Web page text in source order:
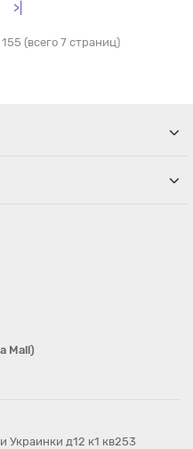
>|
(всего 7 страниц)
Mall)
Украинки д12 к1 кв253